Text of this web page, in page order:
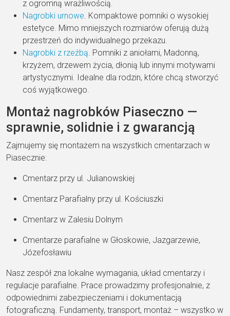
z ogromną wrażliwością.
Nagrobki urnowe. Kompaktowe pomniki o wysokiej
estetyce. Mimo mniejszych rozmiarów oferują dużą
przestrzeń do indywidualnego przekazu.
Nagrobki z rzeźbą. Pomniki z aniołami, Madonną,
krzyżem, drzewem życia, dłonią lub innymi motywami
artystycznymi. Idealne dla rodzin, które chcą stworzyć
coś wyjątkowego.
Montaż nagrobków Piaseczno —
sprawnie, solidnie i z gwarancją
Zajmujemy się montażem na wszystkich cmentarzach w
Piasecznie:
Cmentarz przy ul. Julianowskiej
Cmentarz Parafialny przy ul. Kościuszki
Cmentarz w Zalesiu Dolnym
Cmentarze parafialne w Głoskowie, Jazgarzewie,
Józefosławiu
Nasz zespół zna lokalne wymagania, układ cmentarzy i
regulacje parafialne. Prace prowadzimy profesjonalnie, z
odpowiednimi zabezpieczeniami i dokumentacją
fotograficzną. Fundamenty, transport, montaż – wszystko w